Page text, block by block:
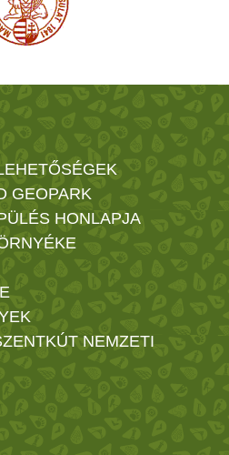
GEOPARK
HONLAPJA
NEMZETI